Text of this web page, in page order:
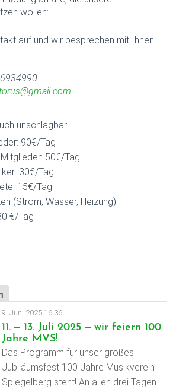
wollen:
auf und wir besprechen mit Ihnen
unschlagbar:
90€/Tag
50€/Tag
30€/Tag
15€/Tag
(Strom, Wasser, Heizung)
€/Tag
9. Juni 2025 16:36
11. – 13. Juli 2025 – wir feiern 100
Jahre MVS!
Das Programm für unser großes
Jubiläumsfest 100 Jahre Musikverein
Spiegelberg steht! An allen drei Tagen…